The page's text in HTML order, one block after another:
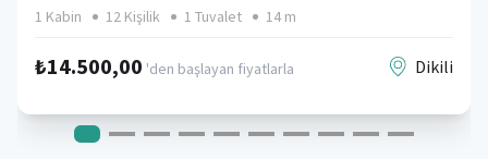
1 Kabin 12 Kişilik 1 Tuvalet 14 m
₺14.500,00 'den başlayan fiyatlarla Dikili